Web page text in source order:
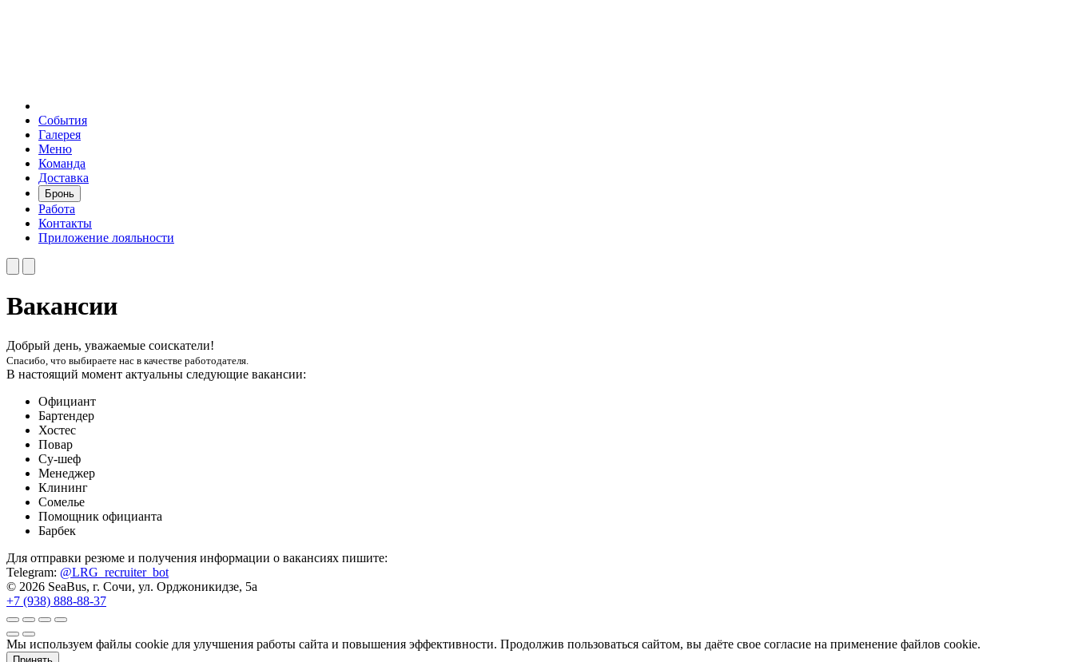
События
Галерея
Меню
Команда
Доставка
Бронь
Работа
Контакты
Приложение лояльности
Вакансии
Добрый день, уважаемые соискатели!
Спасибо, что выбираете нас в качестве работодателя.
В настоящий момент актуальны следующие вакансии:
Официант
Бартендер
Хостес
Повар
Су-шеф
Менеджер
Клининг
Сомелье
Помощник официанта
Барбек
Для отправки резюме и получения информации о вакансиях пишите:
Telegram: @LRG_recruiter_bot
© 2026 SeaBus, г. Сочи, ул. Орджоникидзе, 5а
+7 (938) 888-88-37
Мы используем файлы cookie для улучшения работы сайта и повышения эффективности. Продолжив пользоваться сайтом, вы даёте свое согласие на применение файлов cookie.